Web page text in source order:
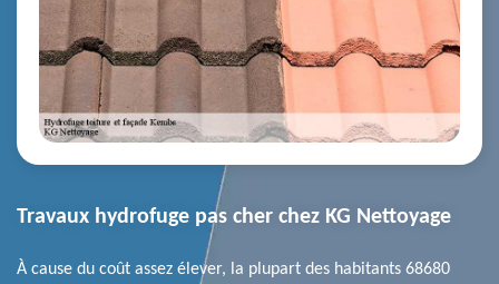
Travaux hydrofuge pas cher chez KG Nettoyage
À cause du coût assez élever, la plupart des habitants 68680